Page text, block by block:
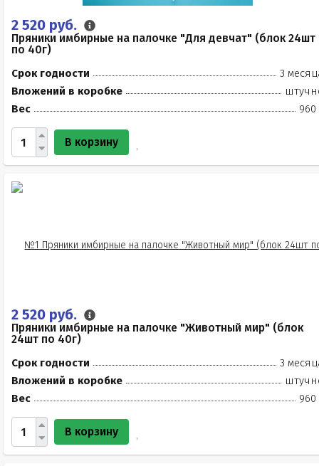
2 520 руб.
Пряники имбирные на палочке "Для девчат" (блок 24шт
по 40г)
Срок годности
3
Вложений в коробке
Вес
960
В корзину
2 520 руб.
Пряники имбирные на палочке "Животный мир" (блок
24шт по 40г)
Срок годности
3
Вложений в коробке
Вес
960
В корзину